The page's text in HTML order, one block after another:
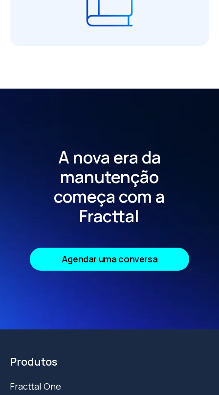
A nova era da
manutenção
começa com a
Fracttal
Agendar uma conversa
Produtos
Fracttal One